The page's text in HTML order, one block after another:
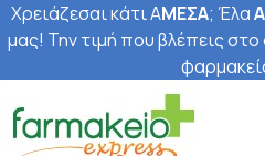
Χρειάζεσαι κάτι ΑΜΕΣΑ; Έλα
μας! Την τιμή που βλέπεις